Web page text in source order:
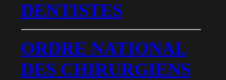
DENTISTES
ORDRE NATIONAL
DES CHIRURGIENS